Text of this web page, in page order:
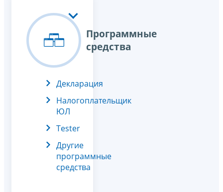
Программные
средства
Декларация
Налогоплательщик
ЮЛ
Tester
Другие
программные
средства